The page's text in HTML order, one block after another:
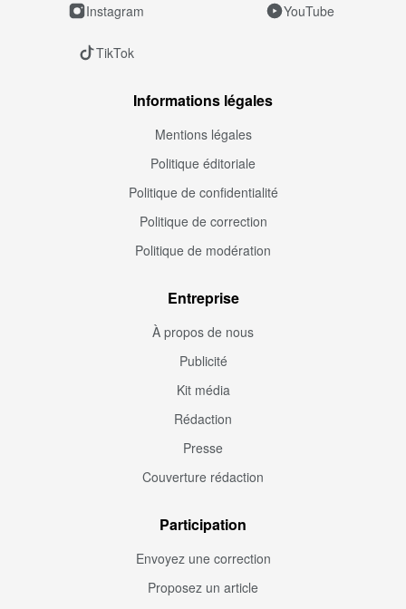
Instagram YouTube
TikTok
Informations légales
Mentions légales
Politique éditoriale
Politique de confidentialité
Politique de correction
Politique de modération
Entreprise
À propos de nous
Publicité
Kit média
Rédaction
Presse
Couverture rédaction
Participation
Envoyez une correction
Proposez un article